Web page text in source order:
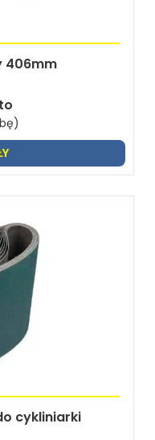
406mm
cykliniarki